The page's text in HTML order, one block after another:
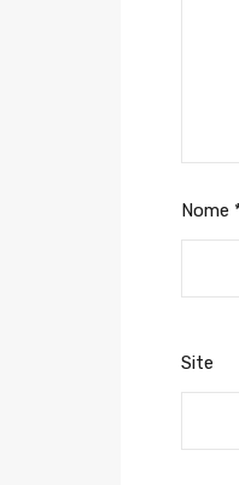
Nome
Site